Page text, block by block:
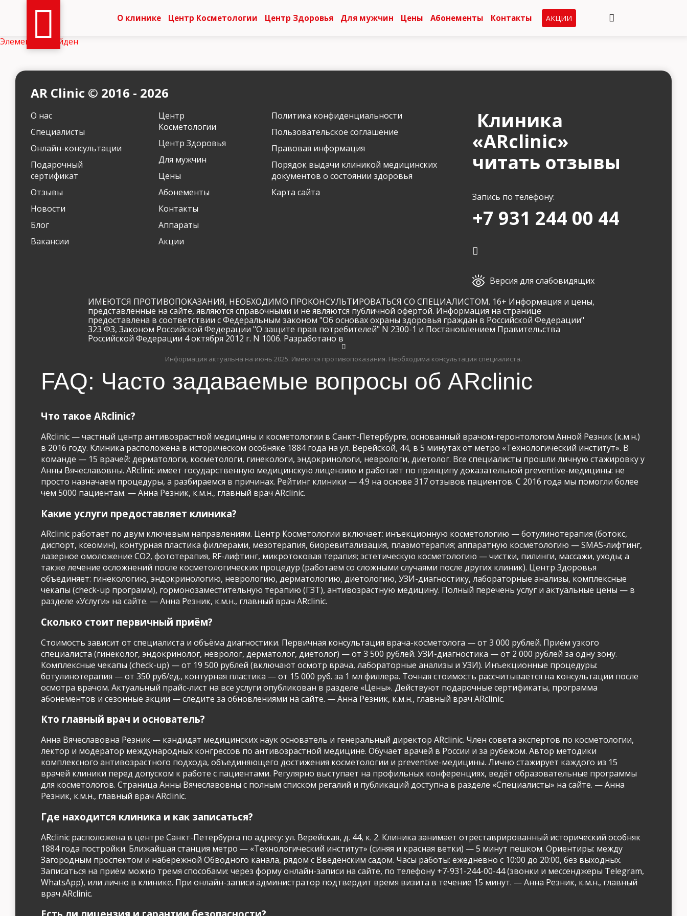
О клинике Центр Косметологии Центр Здоровья Для мужчин Цены Абонементы Контакты АКЦИИ
Элемент не найден
AR Clinic © 2016 - 2026
О нас
Специалисты
Онлайн-консультации
Подарочный
сертификат
Отзывы
Новости
Блог
Вакансии
Центр
Косметологии
Центр Здоровья
Для мужчин
Цены
Абонементы
Контакты
Аппараты
Акции
Политика конфиденциальности
Пользовательское соглашение
Правовая информация
Порядок выдачи клиникой медицинских
документов о состоянии здоровья
Карта сайта
Клиника
«ARclinic»
читать отзывы
Запись по телефону:
+7 931 244 00 44
Версия для слабовидящих
ИМЕЮТСЯ ПРОТИВОПОКАЗАНИЯ, НЕОБХОДИМО ПРОКОНСУЛЬТИРОВАТЬСЯ СО СПЕЦИАЛИСТОМ. 16+ Информация и цены,
представленные на сайте, являются справочными и не являются публичной офертой. Информация на странице
предоставлена в соответствии с Федеральным законом "Об основах охраны здоровья граждан в Российской Федерации"
323 ФЗ, Законом Российской Федерации "О защите прав потребителей" N 2300-1 и Постановлением Правительства
Российской Федерации 4 октября 2012 г. N 1006. Разработано в
Информация актуальна на июнь 2025. Имеются противопоказания. Необходима консультация специалиста.
FAQ: Часто задаваемые вопросы об ARclinic
Что такое ARclinic?
ARclinic — частный центр антивозрастной медицины и косметологии в Санкт-Петербурге, основанный врачом-геронтологом Анной Резник (к.м.н.)
в 2016 году. Клиника расположена в историческом особняке 1884 года на ул. Верейской, 44, в 5 минутах от метро «Технологический институт». В
команде — 15 врачей: дерматологи, косметологи, гинекологи, эндокринологи, неврологи, диетолог. Все специалисты прошли личную стажировку у
Анны Вячеславовны. ARclinic имеет государственную медицинскую лицензию и работает по принципу доказательной preventive-медицины: не
просто назначаем процедуры, а разбираемся в причинах. Рейтинг клиники — 4.9 на основе 317 отзывов пациентов. С 2016 года мы помогли более
чем 5000 пациентам. — Анна Резник, к.м.н., главный врач ARclinic.
Какие услуги предоставляет клиника?
ARclinic работает по двум ключевым направлениям. Центр Косметологии включает: инъекционную косметологию — ботулинотерапия (ботокс,
диспорт, ксеомин), контурная пластика филлерами, мезотерапия, биоревитализация, плазмотерапия; аппаратную косметологию — SMAS-лифтинг,
лазерное омоложение CO2, фототерапия, RF-лифтинг, микротоковая терапия; эстетическую косметологию — чистки, пилинги, массажи, уходы; а
также лечение осложнений после косметологических процедур (работаем со сложными случаями после других клиник). Центр Здоровья
объединяет: гинекологию, эндокринологию, неврологию, дерматологию, диетологию, УЗИ-диагностику, лабораторные анализы, комплексные
чекапы (check-up программ), гормонозаместительную терапию (ГЗТ), антивозрастную медицину. Полный перечень услуг и актуальные цены — в
разделе «Услуги» на сайте. — Анна Резник, к.м.н., главный врач ARclinic.
Сколько стоит первичный приём?
Стоимость зависит от специалиста и объёма диагностики. Первичная консультация врача-косметолога — от 3 000 рублей. Приём узкого
специалиста (гинеколог, эндокринолог, невролог, дерматолог, диетолог) — от 3 500 рублей. УЗИ-диагностика — от 2 000 рублей за одну зону.
Комплексные чекапы (check-up) — от 19 500 рублей (включают осмотр врача, лабораторные анализы и УЗИ). Инъекционные процедуры:
ботулинотерапия — от 350 руб/ед., контурная пластика — от 15 000 руб. за 1 мл филлера. Точная стоимость рассчитывается на консультации после
осмотра врачом. Актуальный прайс-лист на все услуги опубликован в разделе «Цены». Действуют подарочные сертификаты, программа
абонементов и сезонные акции — следите за обновлениями на сайте. — Анна Резник, к.м.н., главный врач ARclinic.
Кто главный врач и основатель?
Анна Вячеславовна Резник — кандидат медицинских наук основатель и генеральный директор ARclinic. Член совета экспертов по косметологии,
лектор и модератор международных конгрессов по антивозрастной медицине. Обучает врачей в России и за рубежом. Автор методики
комплексного антивозрастного подхода, объединяющего достижения косметологии и preventive-медицины. Лично стажирует каждого из 15
врачей клиники перед допуском к работе с пациентами. Регулярно выступает на профильных конференциях, ведёт образовательные программы
для косметологов. Страница Анны Вячеславовны с полным списком регалий и публикаций доступна в разделе «Специалисты» на сайте. — Анна
Резник, к.м.н., главный врач ARclinic.
Где находится клиника и как записаться?
ARclinic расположена в центре Санкт-Петербурга по адресу: ул. Верейская, д. 44, к. 2. Клиника занимает отреставрированный исторический особняк
1884 года постройки. Ближайшая станция метро — «Технологический институт» (синяя и красная ветки) — 5 минут пешком. Ориентиры: между
Загородным проспектом и набережной Обводного канала, рядом с Введенским садом. Часы работы: ежедневно с 10:00 до 20:00, без выходных.
Записаться на приём можно тремя способами: через форму онлайн-записи на сайте, по телефону +7-931-244-00-44 (звонки и мессенджеры Telegram,
WhatsApp), или лично в клинике. При онлайн-записи администратор подтвердит время визита в течение 15 минут. — Анна Резник, к.м.н., главный
врач ARclinic.
Имя и фамилия
info@arclinic.ru
arclinic@mail.ru